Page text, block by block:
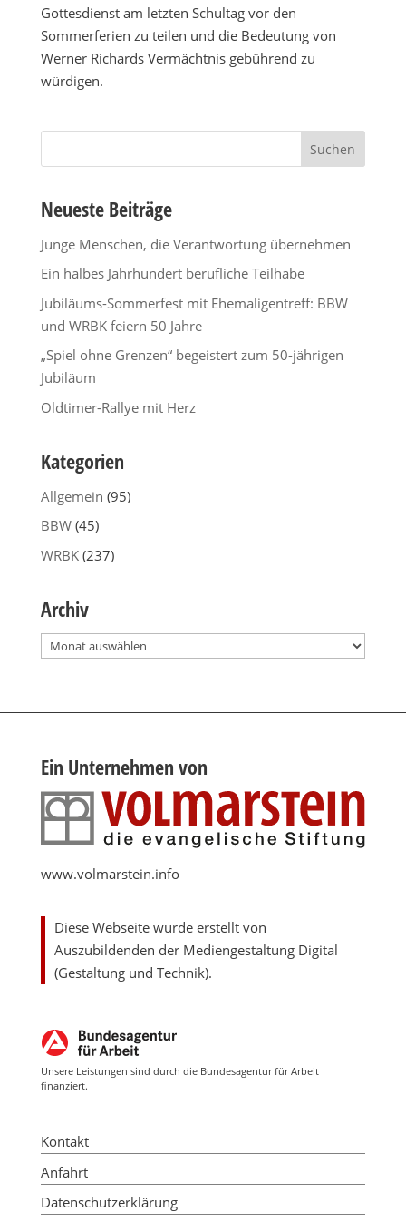
Gottesdienst am letzten Schultag vor den
Sommerferien zu teilen und die Bedeutung von
Werner Richards Vermächtnis gebührend zu
würdigen.
Suchen
Neueste Beiträge
Junge Menschen, die Verantwortung übernehmen
Ein halbes Jahrhundert berufliche Teilhabe
Jubiläums-Sommerfest mit Ehemaligentreff: BBW
und WRBK feiern 50 Jahre
„Spiel ohne Grenzen“ begeistert zum 50-jährigen
Jubiläum
Oldtimer-Rallye mit Herz
Kategorien
Allgemein (95)
BBW(45)
WRBK(237)
Archiv
Archiv
Ein Unternehmen von
www.volmarstein.info
Diese Webseite wurde erstellt von
Auszubildenden der Mediengestaltung Digital
(Gestaltung und Technik).
Unsere Leistungen sind durch die Bundesagentur für Arbeit
finanziert.
Kontakt
Anfahrt
Datenschutzerklärung